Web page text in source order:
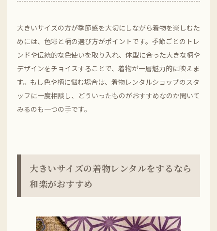
大きいサイズの方が季節感を大切にしながら着物を楽しむた
めには、色彩と柄の選び方がポイントです。季節ごとのトレ
ンドや伝統的な色使いを取り入れ、体型に合った大きな柄や
デザインをチョイスすることで、着物が一層魅力的に映えま
す。もし色や柄に悩む場合は、着物レンタルショップのスタ
ッフに一度相談し、どういったものがおすすめなのか聞いて
みるのも一つの手です。
大きいサイズの着物レンタルをするなら
和楽がおすすめ